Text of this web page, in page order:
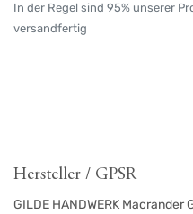
In der Regel sind 95% unserer
versandfertig
Hersteller / GPSR
GILDE HANDWERK Macrander